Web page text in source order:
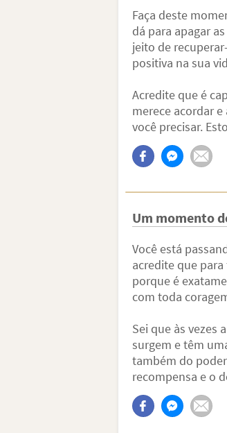
Faça deste
dá para apagar
jeito de
positiva na sua
Acredite que é
merece acordar
você precisar.
Um momento
Você está
acredite que
porque é
com toda
Sei que às vezes
surgem e têm
também do
recompensa e o